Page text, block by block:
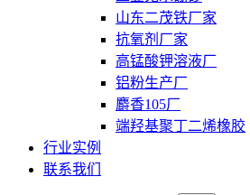
山东二茂铁厂家
抗氧剂厂家
高锰酸钾溶液厂
铝粉生产厂
麝香105厂
端羟基聚丁二烯橡胶
行业实例
联系我们